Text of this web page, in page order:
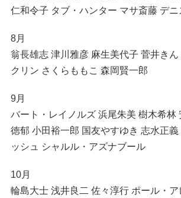
仁和令子 タブ・ハンター マサ斎藤 デニ
8月
翁長雄志 津川雅彦 麻生美代子 菅井き
クリン さくらももこ 森岡賢一郎
9月
バート・レイノルズ 浜尾朱美 樹木希林
徳郁 小田裕一郎 国友やすゆき 志水正義
ッシュ シャルル・アズナブール
10月
輪島大士 浅井良二 佐々淳行 ポール・